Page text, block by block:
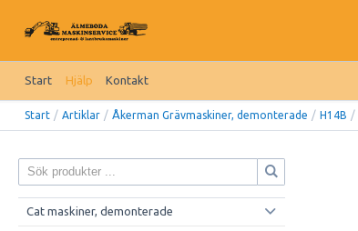
Start Hjälp Kontakt
Start / Artiklar / Åkerman Grävmaskiner, demonterade / H14B /
Cat maskiner, demonterade